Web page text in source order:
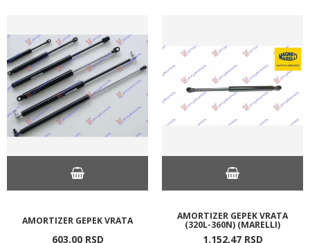
AMORTIZER GEPEK VRATA
603,00 RSD
AMORTIZER GEPEK VRATA
(320L-360N) (MARELLI)
1.152,47 RSD